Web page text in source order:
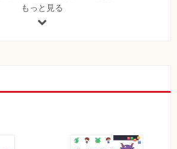
関数
用する
扱う
を扱う
ベースを見る
もっと見る